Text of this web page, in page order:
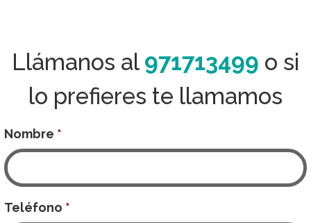
Llámanos al 971713499 o si
lo prefieres te llamamos
Nombre *
Teléfono *